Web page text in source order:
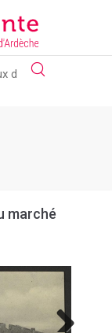
)
styling
marché